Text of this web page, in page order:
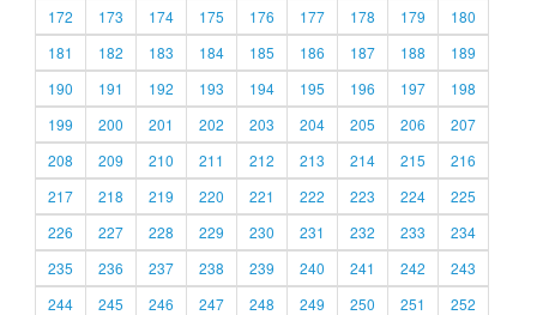
172
173 174 175 176 177 178 179
180
181
182 183 184 185 186 187 188
189
190
191 192 193 194 195 196 197
198
199
200 201 202 203 204 205 206
207
208
209 210 211 212 213 214 215
216
217
218 219 220 221 222 223 224
225
226
227 228 229 230 231 232 233
234
235
236 237 238 239 240 241 242
243
244
245 246 247 248 249 250 251
252